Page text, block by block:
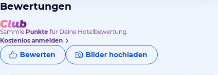
Bewertungen
Sammle Punkte für Deine Hotelbewertung.
Kostenlos anmelden
Bewerten Bilder hochladen